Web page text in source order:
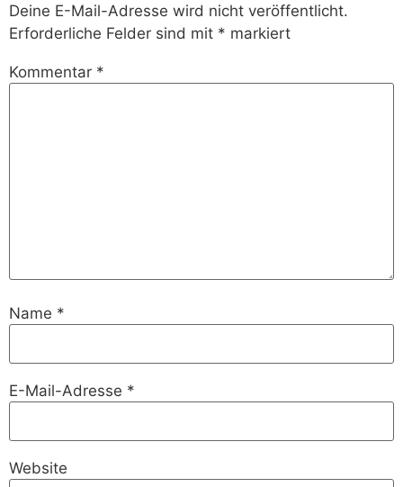
Deine E-Mail-Adresse wird nicht veröffentlicht.
Erforderliche Felder sind mit * markiert
Kommentar *
Name *
E-Mail-Adresse *
Website